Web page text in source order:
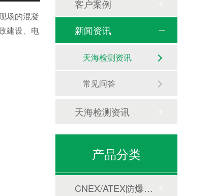
场的混凝
建设、电
客户案例
新闻资讯
天海检测资讯
常见问答
天海检测资讯
产品分类
CNEX/ATEX防爆合格证